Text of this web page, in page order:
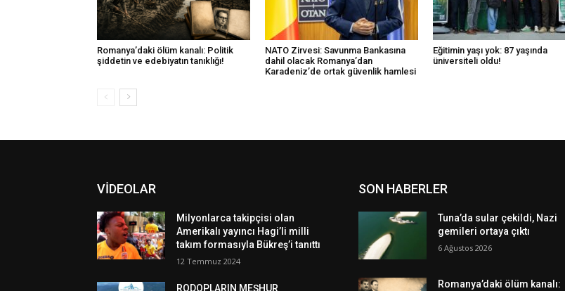
Romanya’daki ölüm kanalı: Politik
şiddetin ve edebiyatın tanıklığı!
NATO Zirvesi: Savunma Bankasına
dahil olacak Romanya’dan
Karadeniz’de ortak güvenlik hamlesi
Eğitimin yaşı yok: 87 yaşında
üniversiteli oldu!
VİDEOLAR
Milyonlarca takipçisi olan
Amerikalı yayıncı Hagi’li milli
takım formasıyla Bükreş’i tanıttı
12 Temmuz 2024
RODOPLARIN MEŞHUR
SON HABERLER
Tuna’da sular çekildi, Nazi
gemileri ortaya çıktı
6 Ağustos 2026
Romanya’daki ölüm kanalı: